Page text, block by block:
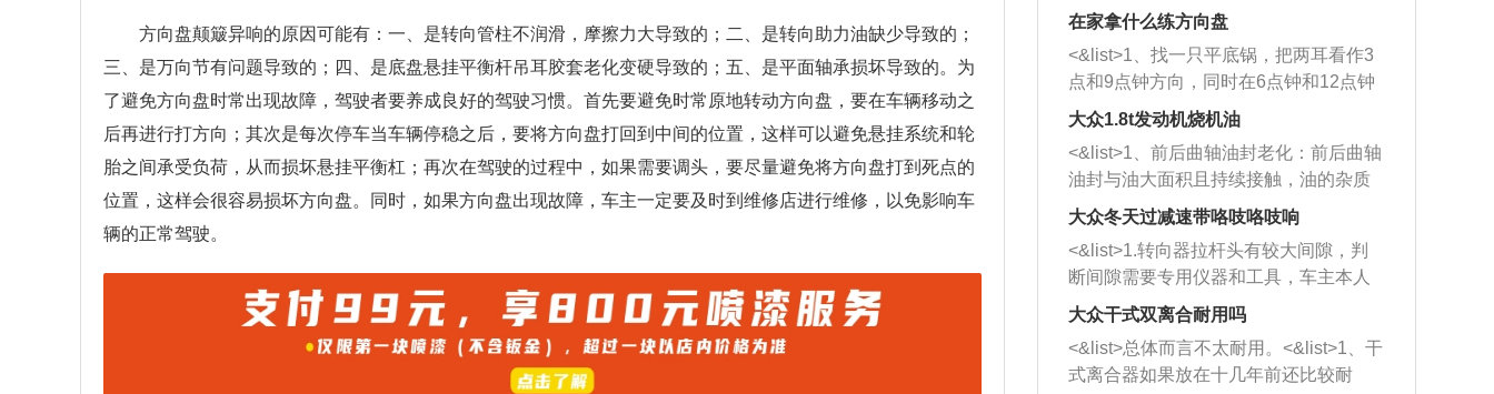
方向盘颠簸异响的原因可能有：一、是转向管柱不润滑，摩擦力大导致的；二、是转向助力油缺少导致的；
三、是万向节有问题导致的；四、是底盘悬挂平衡杆吊耳胶套老化变硬导致的；五、是平面轴承损坏导致的。为
了避免方向盘时常出现故障，驾驶者要养成良好的驾驶习惯。首先要避免时常原地转动方向盘，要在车辆移动之
后再进行打方向；其次是每次停车当车辆停稳之后，要将方向盘打回到中间的位置，这样可以避免悬挂系统和轮
胎之间承受负荷，从而损坏悬挂平衡杠；再次在驾驶的过程中，如果需要调头，要尽量避免将方向盘打到死点的
位置，这样会很容易损坏方向盘。同时，如果方向盘出现故障，车主一定要及时到维修店进行维修，以免影响车
辆的正常驾驶。
者是细棍，直接将杂物给取出来，如果
堵塞情况比较严重，也可以采取应急措
施。 <&list>2、直接利用木棍将所有的
杂物推到排气管里面的位置处，然后将
三元催化器拆解开，就可以将堵塞的东
西取出来。但如果是因为积碳过多引起
的堵塞，就需要将三元催化器泡在草酸
洗剂对堵塞的情况得到解决，将清洗剂
放在燃油箱中，与燃油混合后，车辆启
动时，就可以和汽油一起进入到燃烧
室，最后形成废气排出，就可以让三元
催化器得到清洗，排气管堵塞的情况就
能够得到解决。
在家拿什么练方向盘
<&list>1、找一只平底锅，把两耳看作3
点和9点钟方向，同时在6点钟和12点钟
方向做一个标记。 <&list>2、双手握住
一圈半的练习，往右同样也要打相同的
圈数。 <&list>3、最后强调要反复练
习，这样就可以形成肌肉记忆，在真实
驾驶车辆时，不需要记忆也能打好方
向。
大众1.8t发动机烧机油
<&list>1、前后曲轴油封老化：前后曲轴
油封与油大面积且持续接触，油的杂质
和发动机内持续温度变化使其密封效果
逐渐减弱，导致渗油或漏油。<&list>2、
活塞间隙过大：积碳会使活塞环与缸体
的间隙扩大，导致机油流入燃烧室中，
造成烧机油。<&list>3、机油粘度。使用
机油粘度过小的话，同样会有烧机油现
象，机油粘度过小具有很好的流动性，
大众冬天过减速带咯吱咯吱响
<&list>1.转向器拉杆头有较大间隙，判
断间隙需要专用仪器和工具，车主本人
无法制作，需要将车辆送到修理厂或4s
店；<&list>2.车辆半轴套管防尘罩破
裂，破裂后会出现漏油现象，使半轴磨
损严重，磨损的半轴容易损坏，产生异
大众干式双离合耐用吗
<&list>总体而言不太耐用。<&list>1、干
式离合器如果放在十几年前还比较耐